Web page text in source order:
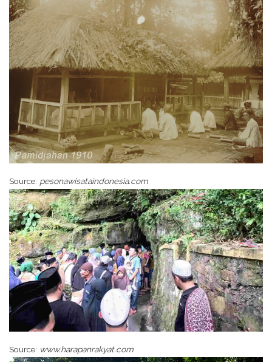
Source: pesonawisataindonesia.com
Source: www.harapanrakyat.com